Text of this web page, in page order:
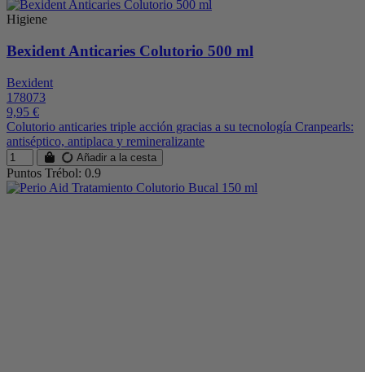
Higiene
Bexident Anticaries Colutorio 500 ml
Bexident
178073
9,95 €
Colutorio anticaries triple acción gracias a su tecnología Cranpearls:
antiséptico, antiplaca y remineralizante
Añadir a la cesta
Puntos Trébol: 0.9